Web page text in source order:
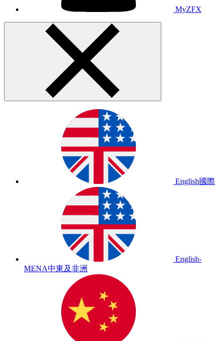
MyZFX
English國際
English-
MENA中東及非洲